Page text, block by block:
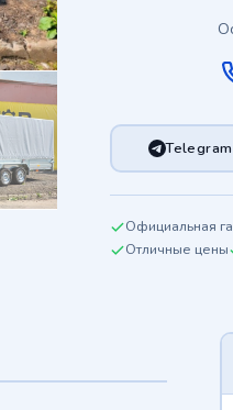
Telegram
Официальная
Отличные цены